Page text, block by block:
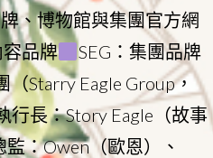
、博物館與集團官方網
品牌
SEG：集團品牌
（Starry Eagle Group，
行長：Story Eagle（故事
監：Owen（歐恩）、